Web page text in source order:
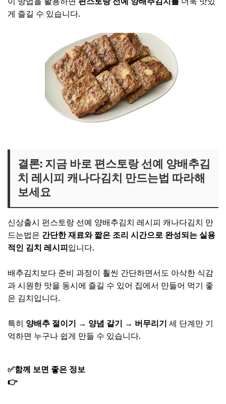
게 즐길 수 있습니다.
결론: 지금 바로 편스토랑 선예 양배추김
치 레시피 캐나다김치 만드는법 따라해
보세요
신상출시 펀스토랑 선예 양배추김치 레시피 캐나다김치 만
드는법은 간단한 재료와 짧은 조리 시간으로 완성되는 실용
적인 김치 레시피입니다.
배추김치보다 준비 과정이 훨씬 간단하면서도 아삭한 식감
과 시원한 맛을 동시에 즐길 수 있어 집에서 만들어 먹기 좋
은 김치입니다.
특히 양배추 절이기 → 양념 갈기 → 버무리기 세 단계만 기
억하면 누구나 쉽게 만들 수 있습니다.
✅함께 보면 좋은 정보
👉